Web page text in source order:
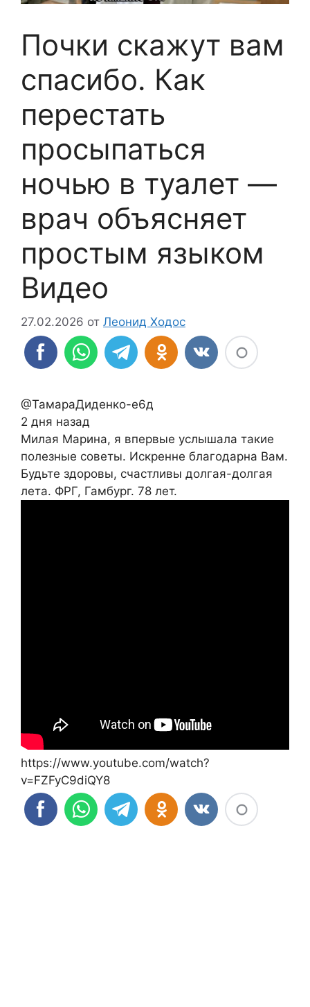
Почки скажут вам
спасибо. Как
перестать
просыпаться
ночью в туалет —
врач объясняет
простым языком
Видео
27.02.2026 от Леонид Ходос
@ТамараДиденко-е6д
2 дня назад
Милая Марина, я впервые услышала такие
полезные советы. Искренне благодарна Вам.
Будьте здоровы, счастливы долгая-долгая
лета. ФРГ, Гамбург. 78 лет.
https://www.youtube.com/watch?
v=FZFyC9diQY8